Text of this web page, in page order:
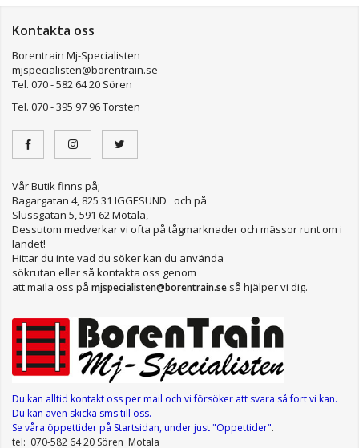
Kontakta oss
Borentrain Mj-Specialisten
mjspecialisten@borentrain.se
Tel. 070 - 582 64 20 Sören
Tel. 070 - 395 97 96 Torsten
Vår Butik finns på;
Bagargatan 4, 825 31 IGGESUND och på
Slussgatan 5, 591 62 Motala,
Dessutom medverkar vi ofta på tågmarknader och mässor runt om i
landet!
Hittar du inte vad du söker kan du använda
sökrutan eller så kontakta oss genom
att maila oss på mjspecialisten@borentrain.se så hjälper vi dig.
Du kan alltid kontakt oss per mail och vi försöker att svara så fort vi kan.
Du kan även skicka sms till oss.
Se våra öppettiderpå Startsidan, under just "Öppettider".
tel: 070-582 64 20 Sören Motala